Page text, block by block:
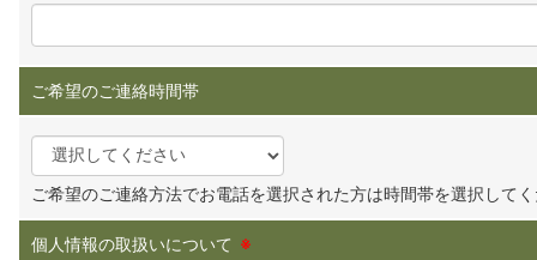
ご希望のご連絡時間帯
ご希望のご連絡方法でお電話を選択された方は時間帯を選択して
個人情報の取扱いについて ※